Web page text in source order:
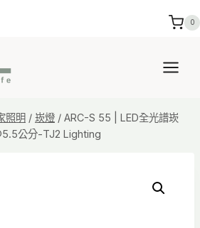
0
照明 / 崁燈 / ARC-S 55 | LED全光譜崁
公分-TJ2 Lighting